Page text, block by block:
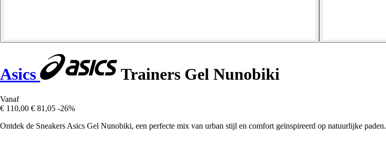
Asics Trainers Gel Nunobiki
Vanaf
€ 110,00 € 81,05 -26%
Ontdek de Sneakers Asics Gel Nunobiki, een perfecte mix van urban stijl en comfort geïnspireerd op natuurlijke paden.